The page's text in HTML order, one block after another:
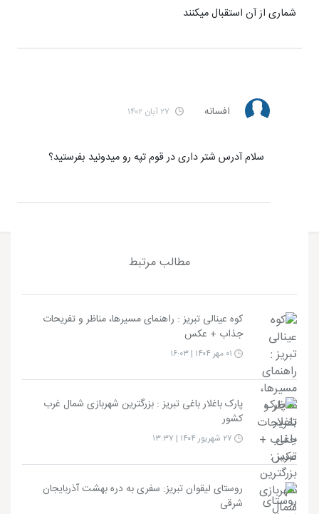
شماری از آن استقبال میکنند
افسانه ۲۷ آبان ۱۴۰۲
سلام آدرس شتر داری در قوم تپه رو میدونید بفرستید؟
مطالب مرتبط
کوه عینالی تبریز : راهنمای مسیرها، مناظر و تفریحات
جذاب + عکس
پارک باغلار باغی تبریز : بزرگترین شهربازی شمال غرب
کشور
روستای لیقوان تبریز: سفری به دره بهشت آذربایجان
شرقی